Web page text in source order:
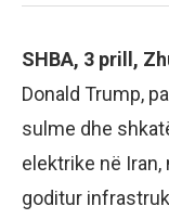
SHBA, 3 prill,
Donald Trump,
sulme dhe
elektrike në
goditur